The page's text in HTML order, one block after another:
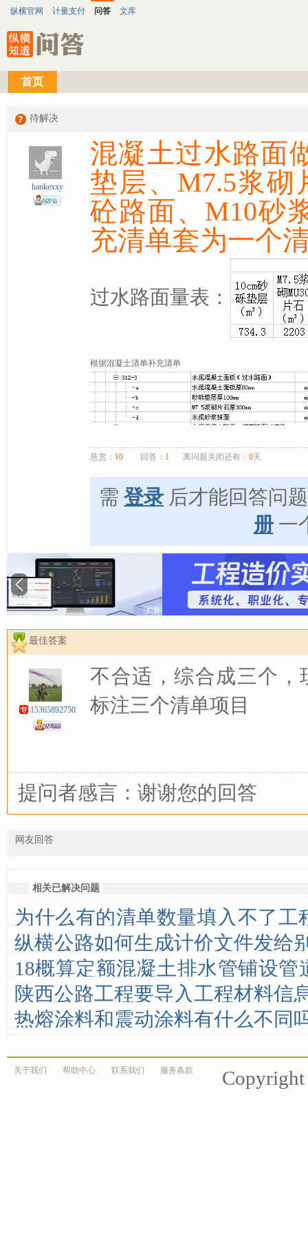
纵横官网 计量支付 问答 文库
首页
待解决
hankexxy
混凝土过水路面
垫层、M7.5浆砌
砼路面、M10砂
充清单套为一个
过水路面量表：
根据混凝土清单补充清单
悬赏：¥0 回答： 1 离问题关闭还有： 0天
需 登录 后才能回答问
册一
最佳答案
15365892750
不合适，综合成三个，
标注三个清单项目
提问者感言：谢谢您的回答
网友回答
相关已解决问题
为什么有的清单数量填入不了工
里填？而有的清单又相反，清单
那里
纵横公路如何生成计价文件发给
18概算定额混凝土排水管铺设
径？
陕西公路工程要导入工程材料信
热熔涂料和震动涂料有什么不同
关于我们 帮助中心 联系我们 服务条款